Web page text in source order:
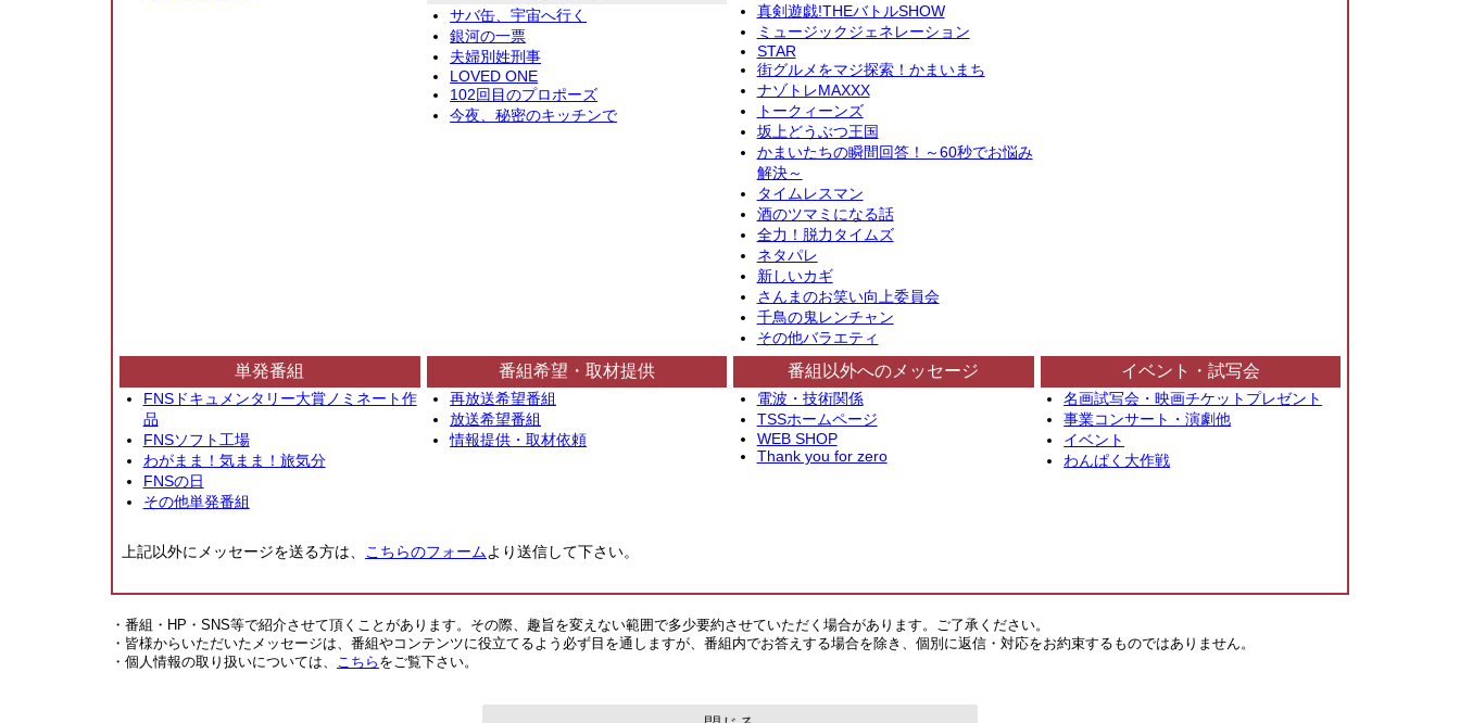
サバ缶、宇宙へ行く
銀河の一票
夫婦別姓刑事
LOVED ONE
102回目のプロポーズ
今夜、秘密のキッチンで
真剣遊戯!THEバトルSHOW
ミュージックジェネレーション
STAR
街グルメをマジ探索！かまいまち
ナゾトレMAXXX
トークィーンズ
坂上どうぶつ王国
かまいたちの瞬間回答！～60秒でお悩み
解決～
タイムレスマン
酒のツマミになる話
全力！脱力タイムズ
ネタパレ
新しいカギ
さんまのお笑い向上委員会
千鳥の鬼レンチャン
その他バラエティ
単発番組
FNSドキュメンタリー大賞ノミネート作
品
FNSソフト工場
わがまま！気まま！旅気分
FNSの日
その他単発番組
番組希望・取材提供
再放送希望番組
放送希望番組
情報提供・取材依頼
番組以外へのメッセージ
電波・技術関係
TSSホームページ
WEB SHOP
Thank you for zero
イベント・試写会
名画試写会・映画チケットプレゼント
事業コンサート・演劇他
イベント
わんぱく大作戦
上記以外にメッセージを送る方は、 こちらのフォームより送信して下さい。
・番組・HP・SNS等で紹介させて頂くことがあります。その際、趣旨を変えない範囲で多少要約させていただく場合があります。ご了承ください。
・皆様からいただいたメッセージは、番組やコンテンツに役立てるよう必ず目を通しますが、番組内でお答えする場合を除き、個別に返信・対応をお約束するものではありません。
・個人情報の取り扱いについては、
こちら をご覧下さい。